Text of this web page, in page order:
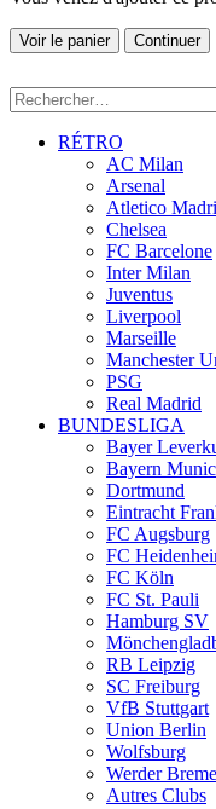
Voir le panier Continuer
RÉTRO
AC Milan
Arsenal
Atletico
Chelsea
FC Barcelone
Inter Milan
Juventus
Liverpool
Marseille
Manchester
PSG
Real Madrid
BUNDESLIGA
Bayer
Bayern
Dortmund
Eintracht
FC Augsburg
FC
FC Köln
FC St. Pauli
Hamburg SV
RB Leipzig
SC Freiburg
VfB Stuttgart
Union Berlin
Wolfsburg
Werder
Autres Clubs